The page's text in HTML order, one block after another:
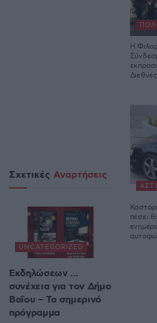
Σχετικές Αναρτήσεις
UNCATEGORIZED
Εκδηλώσεων …
συνέχεια για τον Δήμο
Βοΐου – Το σημερινό
πρόγραμμα
Η
πέσει